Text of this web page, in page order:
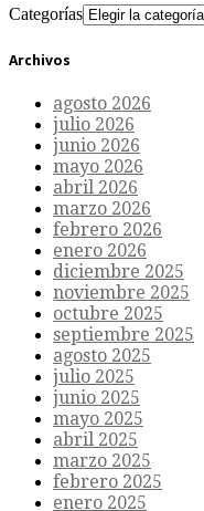
Categorías
Archivos
agosto 2026
julio 2026
junio 2026
mayo 2026
abril 2026
marzo 2026
febrero 2026
enero 2026
diciembre 2025
noviembre 2025
octubre 2025
septiembre 2025
agosto 2025
julio 2025
junio 2025
mayo 2025
abril 2025
marzo 2025
febrero 2025
enero 2025